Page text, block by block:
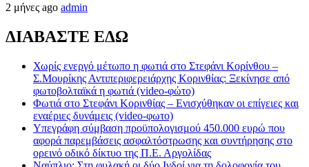
2 μήνες ago admin
ΔΙΑΒΑΣΤΕ ΕΔΩ
Χωρίς ενεργό μέτωπο η φωτιά στο Στεφάνι Κορίνθου –
Σ.Μουρίκης Αντιπεριφερειάρχης Κορινθίας: Ξεκίνησε από
φωτοβολταϊκά η φωτιά (video-φώτο)
Φωτιά στο Στεφάνι Κορινθίας – Ενισχύθηκαν οι επίγειες και
εναέριες δυνάμεις (video-φωτο)
Υπεγράφη σύμβαση προϋπολογισμού 450.000 ευρώ που
αφορά παρεμβάσεις ασφαλτόστρωσης και συντήρησης στο
ορεινό οδικό δίκτυο της Π.Ε. Αργολίδας